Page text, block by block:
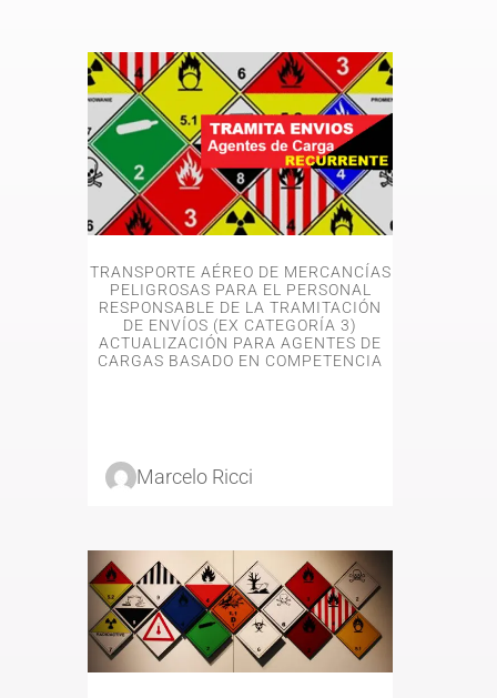
Este
producto
tiene
varias
Las
opciones
se
pueden
elegir
en
la
TRANSPORTE AÉREO DE MERCANCÍAS
PELIGROSAS PARA EL PERSONAL
RESPONSABLE DE LA TRAMITACIÓN
DE ENVÍOS (EX CATEGORÍA 3)
ACTUALIZACIÓN PARA AGENTES DE
CARGAS BASADO EN COMPETENCIA
Marcelo Ricci
Este
producto